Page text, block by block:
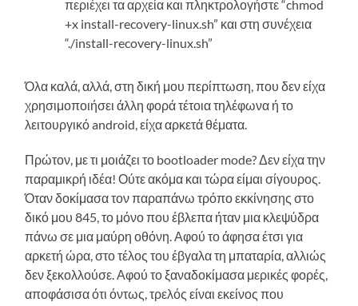
περιέχει τα αρχεία και πληκτρολογήστε “chmod
+x install-recovery-linux.sh” και στη συνέχεια
“./install-recovery-linux.sh”
Όλα καλά, αλλά, στη δική μου περίπτωση, που δεν είχα
χρησιμοποιήσει άλλη φορά τέτοια τηλέφωνα ή το
λειτουργικό android, είχα αρκετά θέματα.
Πρώτον, με τι μοιάζει το bootloader mode? Δεν είχα την
παραμικρή ιδέα! Ούτε ακόμα και τώρα είμαι σίγουρος.
Όταν δοκίμασα τον παραπάνω τρόπο εκκίνησης στο
δικό μου 845, το μόνο που έβλεπα ήταν μια κλεψύδρα
πάνω σε μια μαύρη οθόνη. Αφού το άφησα έτσι για
αρκετή ώρα, στο τέλος του έβγαλα τη μπαταρία, αλλιώς
δεν ξεκολλούσε. Αφού το ξαναδοκίμασα μερικές φορές,
αποφάσισα ότι όντως, τρελός είναι εκείνος που